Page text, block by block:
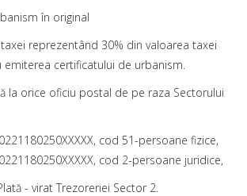
în original
reprezentând 30% din valoarea taxei
emiterea certificatului de urbanism.
la orice oficiu postal de pe raza Sectorului
cod 51-persoane fizice,
cod 2-persoane juridice,
- virat Trezoreriei Sector 2.